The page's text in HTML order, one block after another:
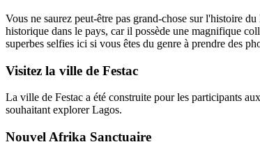
Vous ne saurez peut-être pas grand-chose sur l'histoire
historique dans le pays, car il possède une magnifique
superbes selfies ici si vous êtes du genre à prendre des
Visitez la ville de Festac
La ville de Festac a été construite pour les participants
souhaitant explorer Lagos.
Nouvel Afrika Sanctuaire